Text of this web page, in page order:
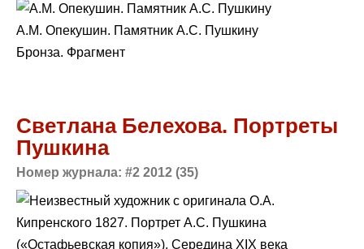
А.М. Опекушин. Памятник А.С. Пушкину
Бронза. Фрагмент
Светлана Белехова. Портреты
Пушкина
Номер журнала: #2 2012 (35)